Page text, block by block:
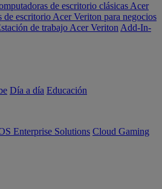
de escritorio clásicas Acer
de escritorio Acer Veriton para negocios
de trabajo Acer Veriton Add-In-
Día a día Educación
Enterprise Solutions Cloud Gaming